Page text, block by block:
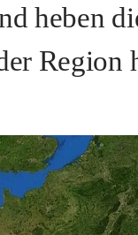
heben
Region